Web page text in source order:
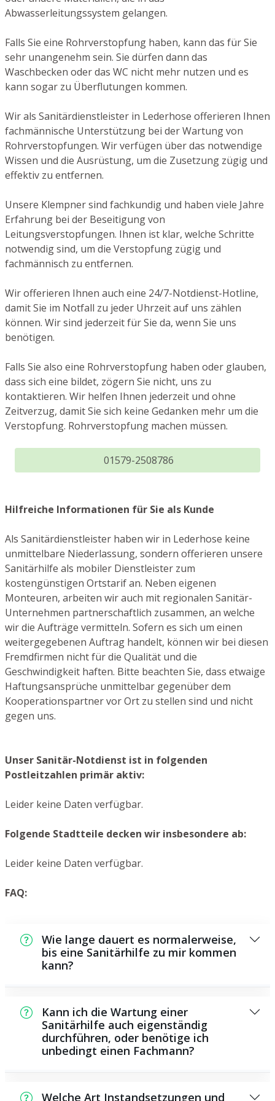
Abwasserleitungssystem gelangen.
Falls Sie eine Rohrverstopfung haben, kann das für Sie
sehr unangenehm sein. Sie dürfen dann das
Waschbecken oder das WC nicht mehr nutzen und es
kann sogar zu Überflutungen kommen.
Wir als Sanitärdienstleister in Lederhose offerieren Ihnen
fachmännische Unterstützung bei der Wartung von
Rohrverstopfungen. Wir verfügen über das notwendige
Wissen und die Ausrüstung, um die Zusetzung zügig und
effektiv zu entfernen.
Unsere Klempner sind fachkundig und haben viele Jahre
Erfahrung bei der Beseitigung von
Leitungsverstopfungen. Ihnen ist klar, welche Schritte
notwendig sind, um die Verstopfung zügig und
fachmännisch zu entfernen.
Wir offerieren Ihnen auch eine 24/7-Notdienst-Hotline,
damit Sie im Notfall zu jeder Uhrzeit auf uns zählen
können. Wir sind jederzeit für Sie da, wenn Sie uns
benötigen.
Falls Sie also eine Rohrverstopfung haben oder glauben,
dass sich eine bildet, zögern Sie nicht, uns zu
kontaktieren. Wir helfen Ihnen jederzeit und ohne
Zeitverzug, damit Sie sich keine Gedanken mehr um die
Verstopfung. Rohrverstopfung machen müssen.
01579-2508786
Hilfreiche Informationen für Sie als Kunde
Als Sanitärdienstleister haben wir in Lederhose keine
unmittelbare Niederlassung, sondern offerieren unsere
Sanitärhilfe als mobiler Dienstleister zum
kostengünstigen Ortstarif an. Neben eigenen
Monteuren, arbeiten wir auch mit regionalen Sanitär-
Unternehmen partnerschaftlich zusammen, an welche
wir die Aufträge vermitteln. Sofern es sich um einen
weitergegebenen Auftrag handelt, können wir bei diesen
Fremdfirmen nicht für die Qualität und die
Geschwindigkeit haften. Bitte beachten Sie, dass etwaige
Haftungsansprüche unmittelbar gegenüber dem
Kooperationspartner vor Ort zu stellen sind und nicht
gegen uns.
Unser Sanitär-Notdienst ist in folgenden
Postleitzahlen primär aktiv:
Leider keine Daten verfügbar.
Folgende Stadtteile decken wir insbesondere ab:
Leider keine Daten verfügbar.
FAQ:
Wie lange dauert es normalerweise,
bis eine Sanitärhilfe zu mir kommen
kann?
Ihnen vor Ort sein. Das hängt aber auch von
der Auftragslage zu dem Zeitraum ab und
von der Verkehrslage und der Entfernung zu
Ihnen.
Kann ich die Wartung einer
Sanitärhilfe auch eigenständig
durchführen, oder benötige ich
unbedingt einen Fachmann?
Wartungsarbeiten, die Sie selbst ausführen
Welche Art Instandsetzungen und